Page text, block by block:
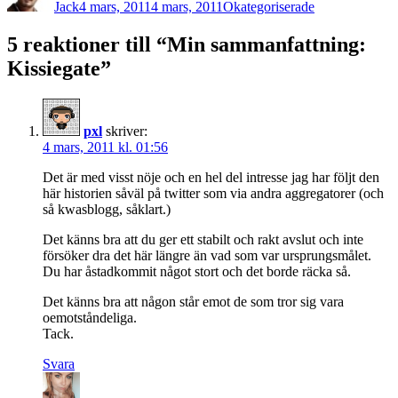
fönster)fönster)
Jack4 mars, 20114 mars, 2011Okategoriserade
5 reaktioner till “Min sammanfattning:
Kissiegate”
pxl skriver:
4 mars, 2011 kl. 01:56
Det är med visst nöje och en hel del intresse jag har följt den
här historien såväl på twitter som via andra aggregatorer (och
så kwasblogg, såklart.)
Det känns bra att du ger ett stabilt och rakt avslut och inte
försöker dra det här längre än vad som var ursprungsmålet.
Du har åstadkommit något stort och det borde räcka så.
Det känns bra att någon står emot de som tror sig vara
oemotståndeliga.
Tack.
Svara